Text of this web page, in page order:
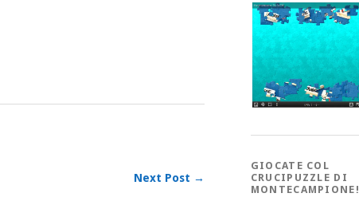
Next Post →
GIOCATE COL
CRUCIPUZZLE DI
MONTECAMPIONE!